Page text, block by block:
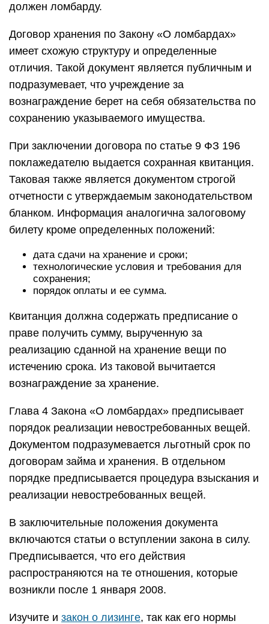
должен ломбарду.
Договор хранения по Закону «О ломбардах»
имеет схожую структуру и определенные
отличия. Такой документ является публичным и
подразумевает, что учреждение за
вознаграждение берет на себя обязательства по
сохранению указываемого имущества.
При заключении договора по статье 9 ФЗ 196
поклажедателю выдается сохранная квитанция.
Таковая также является документом строгой
отчетности с утверждаемым законодательством
бланком. Информация аналогична залоговому
билету кроме определенных положений:
дата сдачи на хранение и сроки;
технологические условия и требования для
сохранения;
порядок оплаты и ее сумма.
Квитанция должна содержать предписание о
праве получить сумму, вырученную за
реализацию сданной на хранение вещи по
истечению срока. Из таковой вычитается
вознаграждение за хранение.
Глава 4 Закона «О ломбардах» предписывает
порядок реализации невостребованных вещей.
Документом подразумевается льготный срок по
договорам займа и хранения. В отдельном
порядке предписывается процедура взыскания и
реализации невостребованных вещей.
В заключительные положения документа
включаются статьи о вступлении закона в силу.
Предписывается, что его действия
распространяются на те отношения, которые
возникли после 1 января 2008.
Изучите и закон о лизинге, так как его нормы